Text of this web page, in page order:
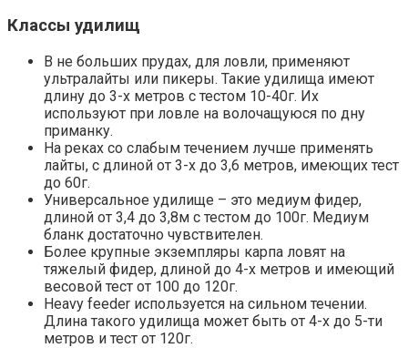
Классы удилищ
В не больших прудах, для ловли, применяют
ультралайты или пикеры. Такие удилища имеют
длину до 3-х метров с тестом 10-40г. Их
используют при ловле на волочащуюся по дну
приманку.
На реках со слабым течением лучше применять
лайты, с длиной от 3-х до 3,6 метров, имеющих тест
до 60г.
Универсальное удилище – это медиум фидер,
длиной от 3,4 до 3,8м с тестом до 100г. Медиум
бланк достаточно чувствителен.
Более крупные экземпляры карпа ловят на
тяжелый фидер, длиной до 4-х метров и имеющий
весовой тест от 100 до 120г.
Heavy feеder используется на сильном течении.
Длина такого удилища может быть от 4-х до 5-ти
метров и тест от 120г.